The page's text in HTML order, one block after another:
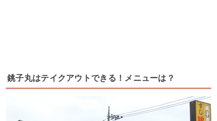
銚子丸はテイクアウトできる！メニューは？